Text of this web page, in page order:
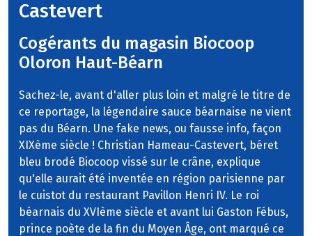
Castevert
Cogérants du magasin Biocoop
Oloron Haut-Béarn
Sachez-le, avant d'aller plus loin et malgré le titre de
ce reportage, la légendaire sauce béarnaise ne vient
pas du Béarn. Une fake news, ou fausse info, façon
XIXème siècle ! Christian Hameau-Castevert, béret
bleu brodé Biocoop vissé sur le crâne, explique
qu'elle aurait été inventée en région parisienne par
le cuistot du restaurant Pavillon Henri IV. Le roi
béarnais du XVIème siècle et avant lui Gaston Fébus,
prince poète de la fin du Moyen Âge, ont marqué ce